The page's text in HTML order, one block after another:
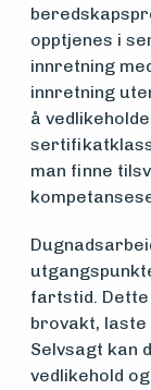
opptjenes i
innretning
innretning
å
man finne
fartstid.
brovakt,
Selvsagt kan
vedlikehold